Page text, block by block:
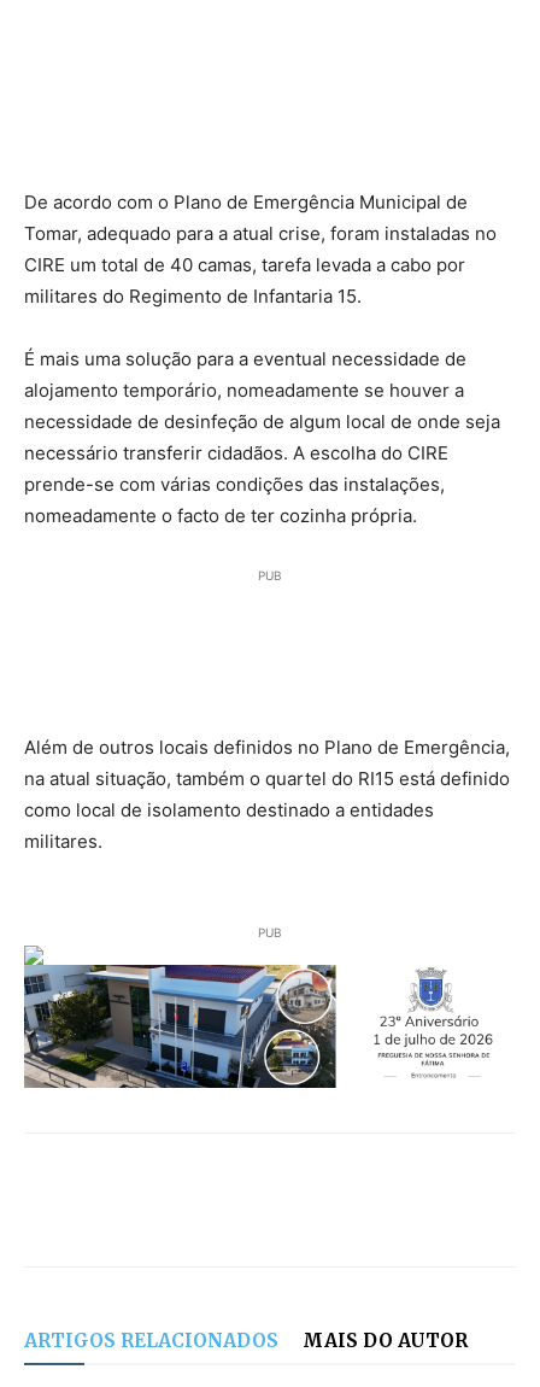
De acordo com o Plano de Emergência Municipal de
Tomar, adequado para a atual crise, foram instaladas no
CIRE um total de 40 camas, tarefa levada a cabo por
militares do Regimento de Infantaria 15.
É mais uma solução para a eventual necessidade de
alojamento temporário, nomeadamente se houver a
necessidade de desinfeção de algum local de onde seja
necessário transferir cidadãos. A escolha do CIRE
prende-se com várias condições das instalações,
nomeadamente o facto de ter cozinha própria.
PUB
Além de outros locais definidos no Plano de Emergência,
na atual situação, também o quartel do RI15 está definido
como local de isolamento destinado a entidades
militares.
PUB
ARTIGOS RELACIONADOS MAIS DO AUTOR